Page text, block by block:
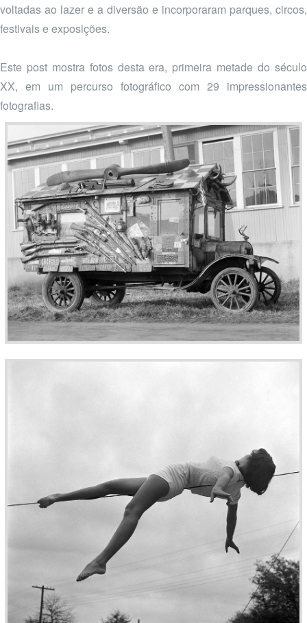
voltadas ao lazer e a diversão e incorporaram parques, circos,
festivais e exposições.
Este post mostra fotos desta era, primeira metade do século
XX, em um percurso fotográfico com 29 impressionantes
fotografias.